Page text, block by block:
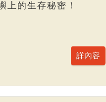
上的生存秘密！